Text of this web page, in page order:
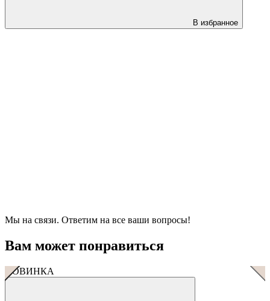
В избранное
Мы на связи. Ответим на все ваши вопросы!
Вам может понравиться
НОВИНКА